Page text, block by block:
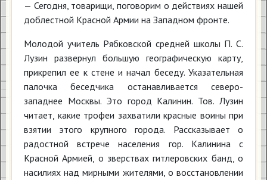
— Сегодня, товарищи, поговорим о действиях нашей
доблестной Красной Армии на Западном фронте.
Молодой учитель Рябковской средней школы П. С.
Лузин развернул большую географическую карту,
прикрепил ее к стене и начал беседу. Указательная
палочка беседчика останавливается северо-
западнее Москвы. Это город Калинин. Тов. Лузин
читает, какие трофеи захватили красные воины при
взятии этого крупного города. Рассказывает о
радостной встрече населения гор. Калинина с
Красной Армией, о зверствах гитлеровских банд, о
насилиях над мирными жителями, о восстановлении